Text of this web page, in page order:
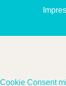
Cookie Consent